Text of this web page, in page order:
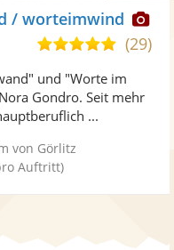
/ worteimwind
5,0
5
(29)
und "Worte im
Gondro. Seit mehr
...
von Görlitz
Auftritt)